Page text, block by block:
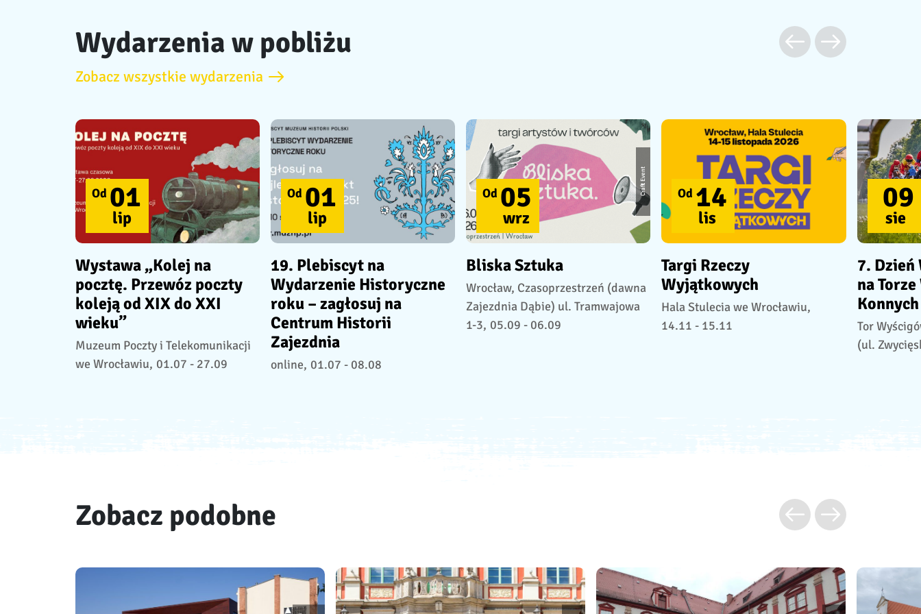
Wydarzenia w pobliżu
Zobacz wszystkie wydarzenia
Od 01
lip
Wystawa „Kolej na
pocztę. Przewóz poczty
koleją od XIX do XXI
wieku”
Muzeum Poczty i Telekomunikacji
we Wrocławiu, 01.07 - 27.09
Od 01
lip
19. Plebiscyt na
Wydarzenie Historyczne
roku – zagłosuj na
Centrum Historii
Zajezdnia
online, 01.07 - 08.08
Craft Event
Od 05
wrz
Bliska Sztuka
Wrocław, Czasoprzestrzeń (dawna
Zajezdnia Dąbie) ul. Tramwajowa
1-3, 05.09 - 06.09
Od 14
lis
Targi Rzeczy
Wyjątkowych
Hala Stulecia we Wrocławiu,
14.11 - 15.11
09
sie
7. Dzień
na
Tor
(ul.
Zobacz podobne